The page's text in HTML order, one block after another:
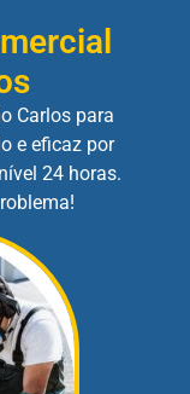
Carlos para
e eficaz por
24 horas.